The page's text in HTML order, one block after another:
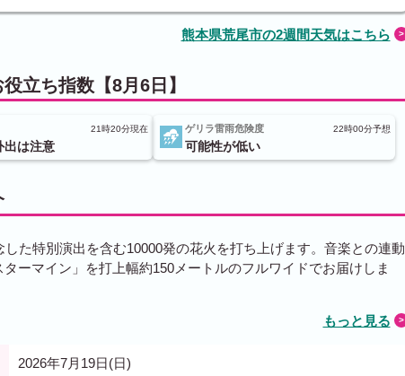
熊本県荒尾市の2週間天気はこちら
立ち指数【8月6日】
21時20分現在
出は注意
ゲリラ雷雨危険度 22時00分予想
可能性が低い
した特別演出を含む10000発の花火を打ち上げます。音楽との連動
ターマイン」を打上幅約150メートルのフルワイドでお届けしま
もっと見る
2026年7月19日(日)